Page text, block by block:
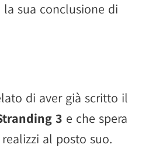
sua conclusione di
di aver già scritto il
3 e che spera
al posto suo.